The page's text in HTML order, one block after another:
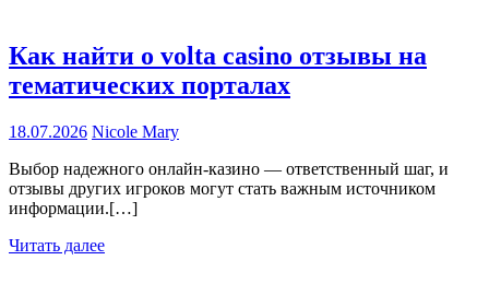
Как найти о volta casino отзывы на
тематических порталах
18.07.2026 Nicole Mary
Выбор надежного онлайн-казино — ответственный шаг, и
отзывы других игроков могут стать важным источником
информации.[…]
Читать далее